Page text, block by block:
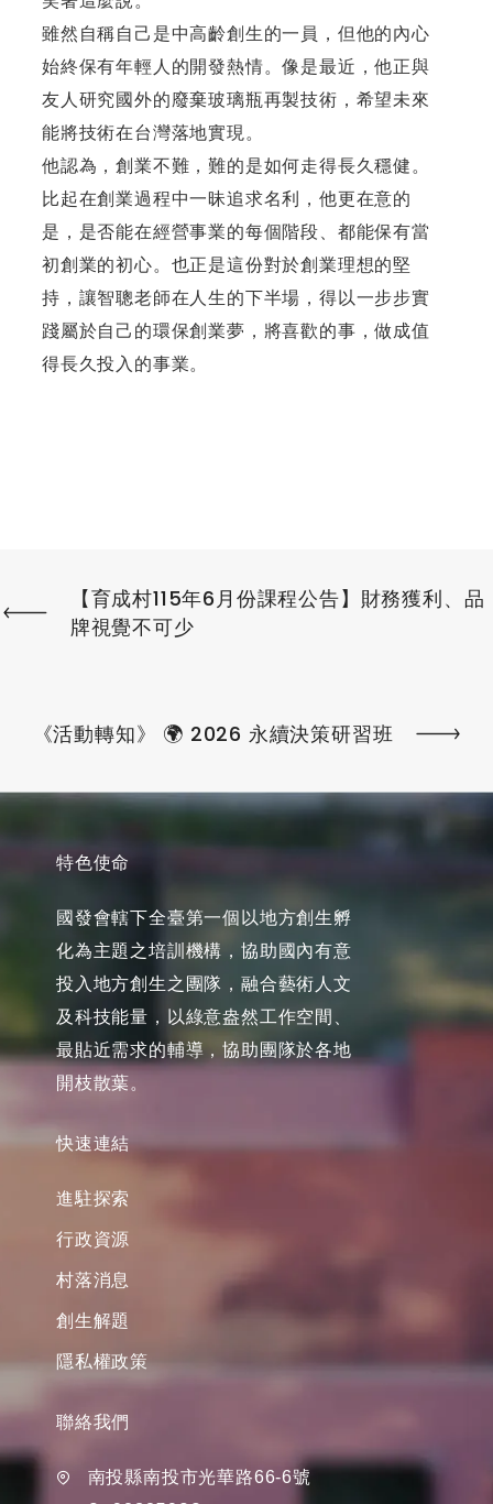
雖然自稱自己是中高齡創生的一員，但他的內心
始終保有年輕人的開發熱情。像是最近，他正與
友人研究國外的廢棄玻璃瓶再製技術，希望未來
能將技術在台灣落地實現。
他認為，創業不難，難的是如何走得長久穩健。
比起在創業過程中一昧追求名利，他更在意的
是，是否能在經營事業的每個階段、都能保有當
初創業的初心。也正是這份對於創業理想的堅
持，讓智聰老師在人生的下半場，得以一步步實
踐屬於自己的環保創業夢，將喜歡的事，做成值
得長久投入的事業。
【育成村115年6月份課程公告】財務獲利、品
牌視覺不可少
《活動轉知》 🌍 2026 永續決策研習班
特色使命
國發會轄下全臺第一個以地方創生孵
化為主題之培訓機構，協助國內有意
投入地方創生之團隊，融合藝術人文
及科技能量，以綠意盎然工作空間、
最貼近需求的輔導，協助團隊於各地
開枝散葉。
快速連結
進駐探索
行政資源
村落消息
創生解題
隱私權政策
聯絡我們
南投縣南投市光華路66-6號